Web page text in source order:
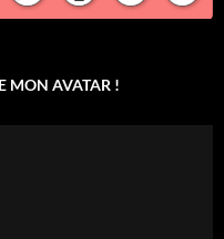
MON AVATAR !